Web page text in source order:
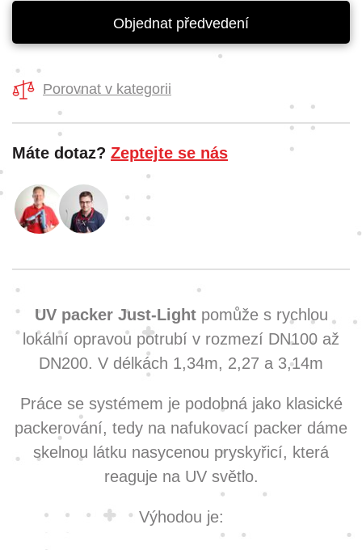
Objednat předvedení
Porovnat v kategorii
Máte dotaz? Zeptejte se nás
UV packer Just-Light pomůže s rychlou
lokální opravou potrubí v rozmezí DN100 až
DN200. V délkách 1,34m, 2,27 a 3,14m
Práce se systémem je podobná jako klasické
packerování, tedy na nafukovací packer dáme
skelnou látku nasycenou pryskyřicí, která
reaguje na UV světlo.
Výhodou je: